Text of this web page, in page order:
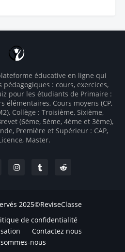
éducative en ligne qui
pédagogiques : cours, exercices,
pour les étudiants de Primaire :
élémentaires, Cours moyens (CP,
Collège : Troisième, Sixième,
(6ème, 5ème, 4ème et 3ème),
Première et Supérieur : CAP,
Master.
2025©ReviseClasse
de confidentialité
Contactez nous
nous